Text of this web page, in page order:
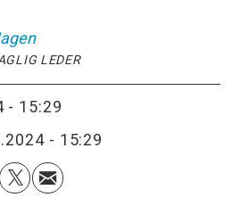
LEDER
- 15:29
- 15:29